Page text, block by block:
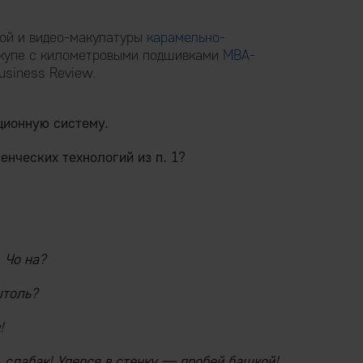
и видео-макулатуры карамельно-
с километровыми подшивками MBA-
Review.
систему.
технологий из п. 1?
Чо на?